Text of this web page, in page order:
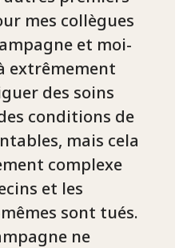
mes collègues
et moi-
extrêmement
des soins
conditions de
mais cela
complexe
et les
sont tués.
ne